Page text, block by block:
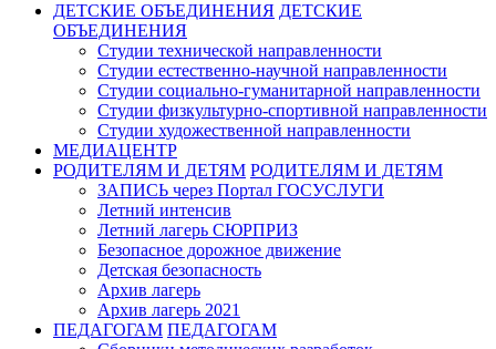
ДЕТСКИЕ ОБЪЕДИНЕНИЯ ДЕТСКИЕ
ОБЪЕДИНЕНИЯ
Студии технической направленности
Студии естественно-научной направленности
Студии социально-гуманитарной направленности
Студии физкультурно-спортивной направленности
Студии художественной направленности
МЕДИАЦЕНТР
РОДИТЕЛЯМ И ДЕТЯМ РОДИТЕЛЯМ И ДЕТЯМ
ЗАПИСЬ через Портал ГОСУСЛУГИ
Летний интенсив
Летний лагерь СЮРПРИЗ
Безопасное дорожное движение
Детская безопасность
Архив лагерь
Архив лагерь 2021
ПЕДАГОГАМ ПЕДАГОГАМ